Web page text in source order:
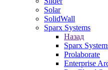
Solar
SolidWall
Sparx Systems
Назад
Sparx
Prolaborate
Enterprise